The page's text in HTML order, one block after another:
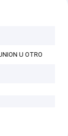
U OTRO